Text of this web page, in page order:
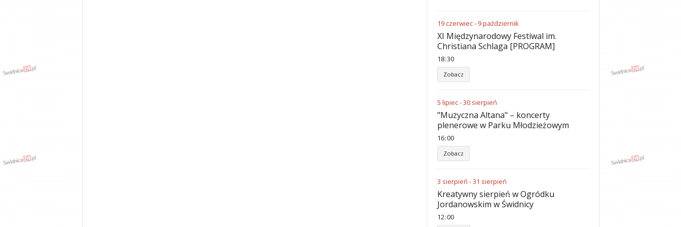
19czerwiec- 9październik
XI Międzynarodowy Festiwal im.
Christiana Schlaga [PROGRAM]
18:30
Zobacz
5 lipiec-30 sierpień
"Muzyczna Altana" – koncerty
plenerowe w Parku Młodzieżowym
16:00
Zobacz
3 sierpień -31 sierpień
Kreatywny sierpień w Ogródku
Jordanowskim w Świdnicy
12:00